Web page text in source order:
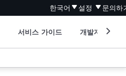
한국어 설정 문의하
서비스 가이드 개발자 도구